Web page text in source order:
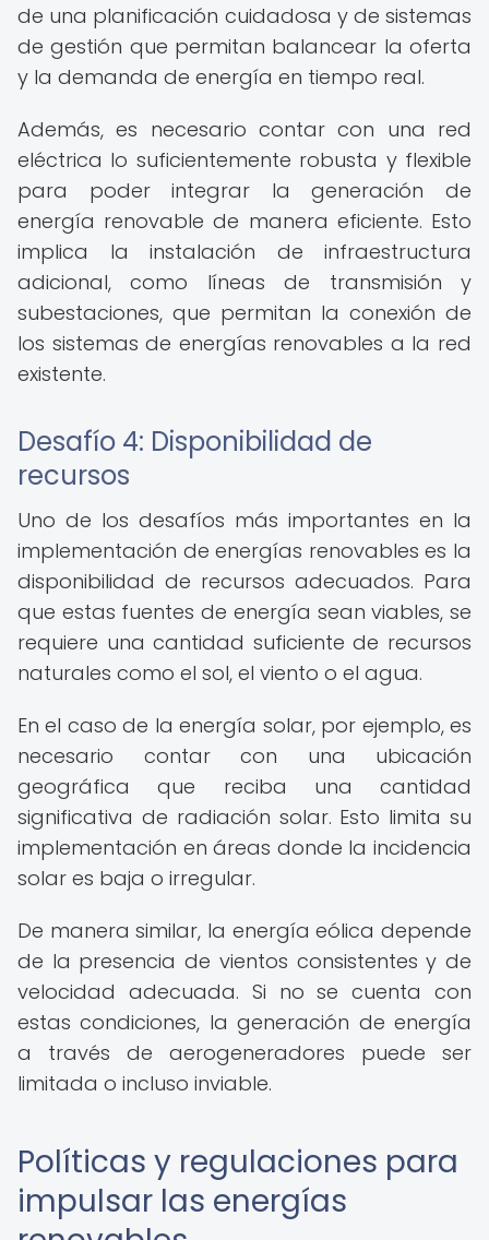
de una planificación cuidadosa y de sistemas
de gestión que permitan balancear la oferta
y la demanda de energía en tiempo real.
Además, es necesario contar con una red
eléctrica lo suficientemente robusta y flexible
para poder integrar la generación de
energía renovable de manera eficiente. Esto
implica la instalación de infraestructura
adicional, como líneas de transmisión y
subestaciones, que permitan la conexión de
los sistemas de energías renovables a la red
existente.
Desafío 4: Disponibilidad de
recursos
Uno de los desafíos más importantes en la
implementación de energías renovables es la
disponibilidad de recursos adecuados. Para
que estas fuentes de energía sean viables, se
requiere una cantidad suficiente de recursos
naturales como el sol, el viento o el agua.
En el caso de la energía solar, por ejemplo, es
necesario contar con una ubicación
geográfica que reciba una cantidad
significativa de radiación solar. Esto limita su
implementación en áreas donde la incidencia
solar es baja o irregular.
De manera similar, la energía eólica depende
de la presencia de vientos consistentes y de
velocidad adecuada. Si no se cuenta con
estas condiciones, la generación de energía
a través de aerogeneradores puede ser
limitada o incluso inviable.
Políticas y regulaciones para
impulsar las energías